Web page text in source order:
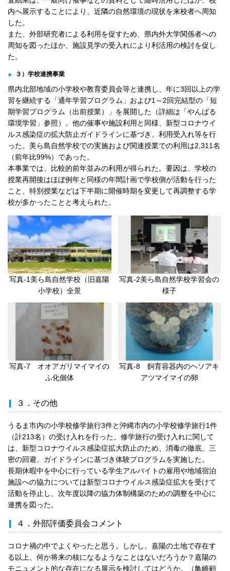
内へ展示することにより、近隣の自然環境の現状を来校者へ周知
した。
また、外部研究者による利用を促すため、県内外大学関係者への
周知を図ったほか、施設見学の受入れにより利活用の検討を促し
た。
３）学校連携事業
県内北部地域の小学校や教育委員会等と連携し、年に3回以上の学
習を継続する「通年学習プログラム」および1～2回完結型の「短
期学習プログラム（出前授業）」を展開した（詳細は「やんばる
環境学習」参照）。他の催事や施設利用と同様、新型コロナウイ
ルス感染症の拡大防止ガイドラインに基づき、利用受入れ等を行
った。美ら島自然学校での実施および関連授業での利用は2,311名
（前年比99%）であった。
本事業では、比較的前年並みの利用が得られた。要因は、学校の
授業再開後はほぼ例年と同様の年間計画で学校側が活動を行った
こと、特別授業などは下半期に開催時期を変更して再調整する学
校が多かったことと考えられた。
写真-1美ら島自然学校（旧嘉陽
小学校）全景
写真-2美ら島自然学校学習会の
様子
写真-7 オオアガリマイマイの
ふ化個体
写真-8 飼育容器内のヘソアキ
アツマイマイの卵
３．その他
うるま市内の小学校修学旅行3件と沖縄市内の小学校修学旅行1件
（計213名）の受け入れを行った。修学旅行の受け入れに関して
は、新型コロナウイルス感染症拡大防止のため、消毒の徹底、三
密の回避、ガイドラインに基づき体験プログラムを実施した。
長期休暇中を中心に行っている学生アルバイトの雇用や地域宿泊
施設への協力については新型コロナウイルス感染症拡大を受けて
活動を停止し、次年度以降の協力体制構築のための調整を中心に
連携を図った。
４．外部評価委員会コメント
コロナ禍の中でよくやったと思う。しかし、嘉陽の土地で存在す
る以上、何か将来の核になるようなことはないだろうか？嘉陽の
モニュメント的な存在になる展示を検討してはどうか。（亀崎顧